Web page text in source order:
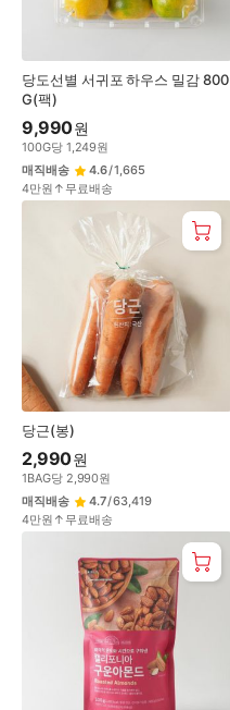
당도선별 서귀포 하우스 밀감 800
G(팩)
9,990원
100G당 1,249원
매직배송
4.6/1,665
4만원↑무료배송
당근(봉)
2,990원
1BAG당 2,990원
매직배송
4.7/63,419
4만원↑무료배송